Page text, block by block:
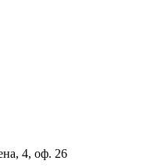
4, оф. 26